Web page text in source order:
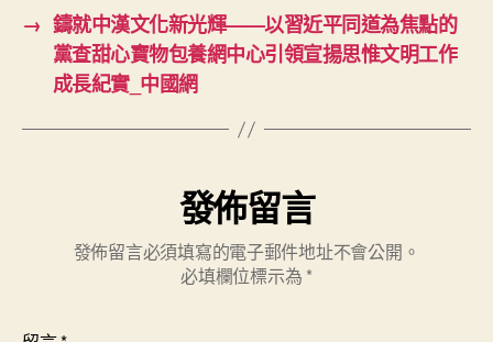
→ 鑄就中漢文化新光輝——以習近平同道為焦點的
黨查甜心寶物包養網中心引領宣揚思惟文明工作
成長紀實_中國網
發佈留言
發佈留言必須填寫的電子郵件地址不會公開。
必填欄位標示為 *